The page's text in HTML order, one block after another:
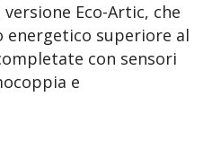
Eco-Artic, che
energetico superiore al
con sensori
e